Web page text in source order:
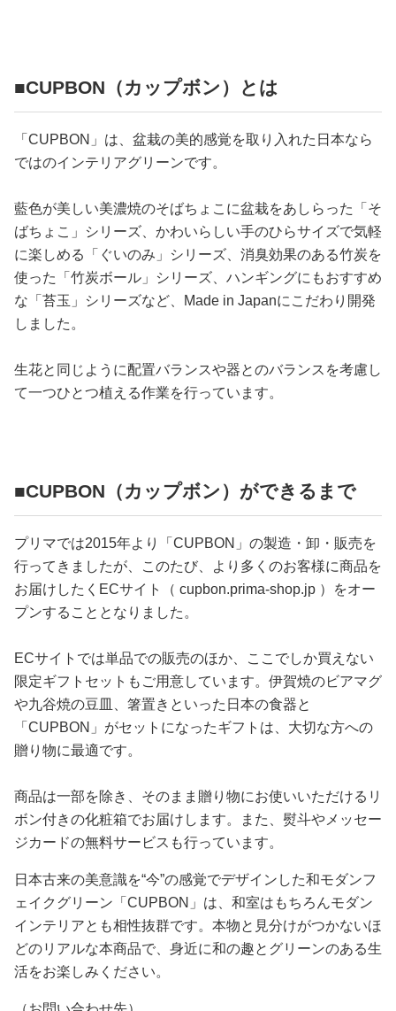
■CUPBON（カップボン）とは
「CUPBON」は、盆栽の美的感覚を取り入れた日本なら
ではのインテリアグリーンです。
藍色が美しい美濃焼のそばちょこに盆栽をあしらった「そ
ばちょこ」シリーズ、かわいらしい手のひらサイズで気軽
に楽しめる「ぐいのみ」シリーズ、消臭効果のある竹炭を
使った「竹炭ボール」シリーズ、ハンギングにもおすすめ
な「苔玉」シリーズなど、Made in Japanにこだわり開発
しました。
生花と同じように配置バランスや器とのバランスを考慮し
て一つひとつ植える作業を行っています。
■CUPBON（カップボン）ができるまで
プリマでは2015年より「CUPBON」の製造・卸・販売を
行ってきましたが、このたび、より多くのお客様に商品を
お届けしたくECサイト（ cupbon.prima-shop.jp ）をオー
プンすることとなりました。
ECサイトでは単品での販売のほか、ここでしか買えない
限定ギフトセットもご用意しています。伊賀焼のビアマグ
や九谷焼の豆皿、箸置きといった日本の食器と
「CUPBON」がセットになったギフトは、大切な方への
贈り物に最適です。
商品は一部を除き、そのまま贈り物にお使いいただけるリ
ボン付きの化粧箱でお届けします。また、熨斗やメッセー
ジカードの無料サービスも行っています。
日本古来の美意識を“今”の感覚でデザインした和モダンフ
ェイクグリーン「CUPBON」は、和室はもちろんモダン
インテリアとも相性抜群です。本物と見分けがつかないほ
どのリアルな本商品で、身近に和の趣とグリーンのある生
活をお楽しみください。